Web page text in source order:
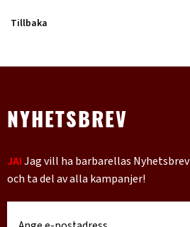
Tillbaka
NYHETSBREV
JA!Jag vill ha barbarellas
och ta del av alla kampanjer!